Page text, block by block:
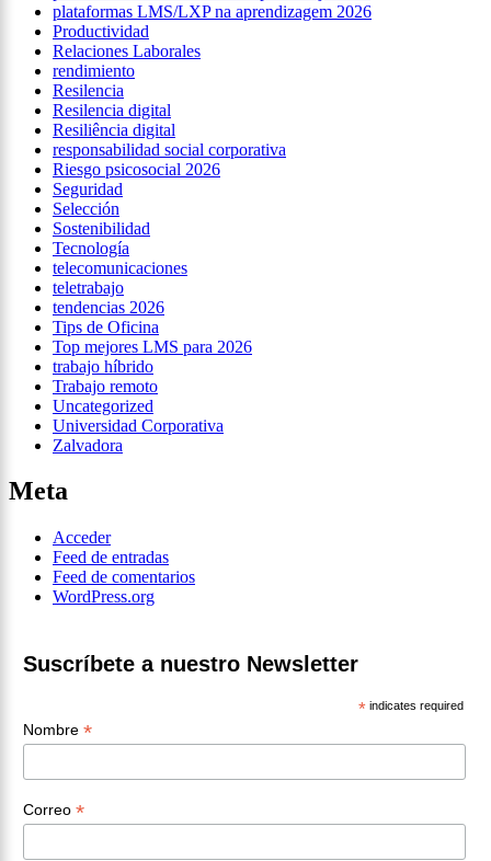
plataformas LMS/LXP na aprendizagem 2026
Productividad
Relaciones Laborales
rendimiento
Resilencia
Resilencia digital
Resiliência digital
responsabilidad social corporativa
Riesgo psicosocial 2026
Seguridad
Selección
Sostenibilidad
Tecnología
telecomunicaciones
teletrabajo
tendencias 2026
Tips de Oficina
Top mejores LMS para 2026
trabajo híbrido
Trabajo remoto
Uncategorized
Universidad Corporativa
Zalvadora
Meta
Acceder
Feed de entradas
Feed de comentarios
WordPress.org
Suscríbete a nuestro Newsletter
* indicates required
Nombre *
Correo *